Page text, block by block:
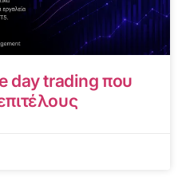
day trading που